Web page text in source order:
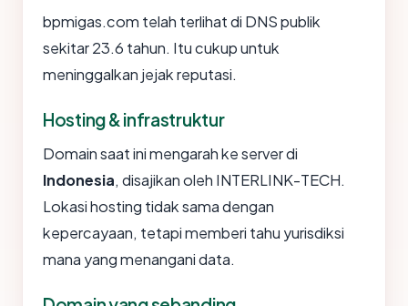
bpmigas.com telah terlihat di DNS publik
sekitar 23.6 tahun. Itu cukup untuk
meninggalkan jejak reputasi.
Hosting & infrastruktur
Domain saat ini mengarah ke server di
Indonesia, disajikan oleh INTERLINK-TECH.
Lokasi hosting tidak sama dengan
kepercayaan, tetapi memberi tahu yurisdiksi
mana yang menangani data.